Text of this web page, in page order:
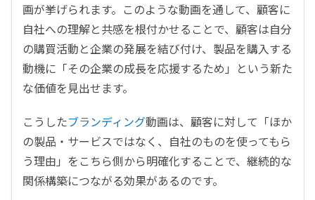
画が挙げられます。このような動画を通して、顧客に
自社への理解と共感を根付かせることで、顧客は自分
の購買活動と企業の発展を結び付け、製品を購入する
動機に「その企業の成長を応援するため」という新た
な価値を見出せます。
こうしたブランディング動画は、顧客に対して「ほか
の製品・サービスではなく、自社のものを使ってもら
う理由」をこちら側から明確化することで、継続的な
関係構築につながる効果があるのです。